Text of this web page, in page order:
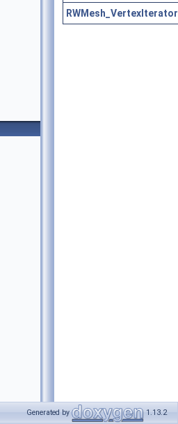
Generated by 1.13.2